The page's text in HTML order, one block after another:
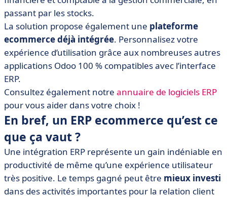
passant par les stocks.
La solution propose également une plateforme
ecommerce déjà intégrée. Personnalisez votre
expérience d’utilisation grâce aux nombreuses autres
applications Odoo 100 % compatibles avec l’interface
ERP.
Consultez également notre annuaire de logiciels ERP
pour vous aider dans votre choix !
En bref, un ERP ecommerce qu’est ce
que ça vaut ?
Une intégration ERP représente un gain indéniable en
productivité de même qu’une expérience utilisateur
très positive. Le temps gagné peut être mieux investi
dans des activités importantes pour la relation client